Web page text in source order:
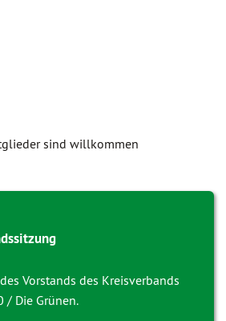
sind willkommen
Vorstands des Kreisverbands
/ Die Grünen.